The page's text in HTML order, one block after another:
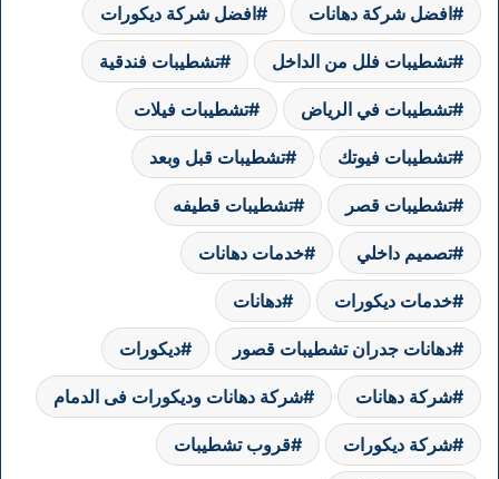
افضل شركة دهانات افضل شركة ديكورات
تشطيبات فلل من الداخل تشطيبات فندقية
تشطيبات في الرياض تشطيبات فيلات
تشطيبات فيوتك تشطيبات قبل وبعد
تشطيبات قصر تشطيبات قطيفه
تصميم داخلي خدمات دهانات
خدمات ديكورات دهانات
دهانات جدران تشطيبات قصور ديكورات
شركة دهانات شركة دهانات وديكورات فى الدمام
شركة ديكورات قروب تشطيبات